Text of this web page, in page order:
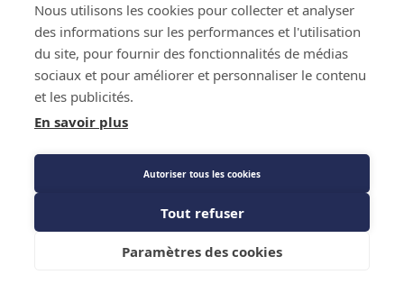
Ajouter au panier
Nous utilisons les cookies pour collecter et analyser
des informations sur les performances et l'utilisation
du site, pour fournir des fonctionnalités de médias
sociaux et pour améliorer et personnaliser le contenu
et les publicités.
En savoir plus
Autoriser tous les cookies
Tout refuser
Paramètres des cookies